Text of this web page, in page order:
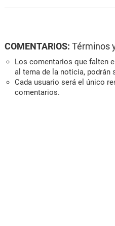
COMENTARIOS: Términos
Los comentarios que falten
al tema de la noticia, podrán
Cada usuario será el único
comentarios.